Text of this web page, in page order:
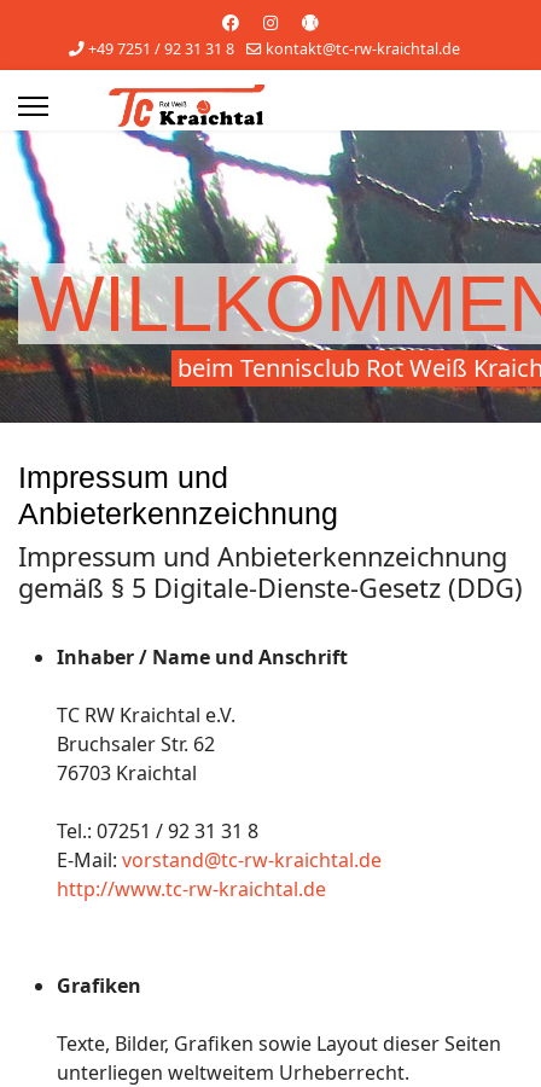
+49 7251 / 92 31 31 8 kontakt@tc-rw-kraichtal.de
beim Tennisclub Rot Weiß
Impressum und
Anbieterkennzeichnung
Impressum und Anbieterkennzeichnung
gemäß § 5 Digitale-Dienste-Gesetz (DDG)
Inhaber / Name und Anschrift
TC RW Kraichtal e.V.
Bruchsaler Str. 62
76703 Kraichtal
Tel.: 07251 / 92 31 31 8
E-Mail: vorstand@tc-rw-kraichtal.de
http://www.tc-rw-kraichtal.de
Grafiken
Texte, Bilder, Grafiken sowie Layout dieser Seiten
unterliegen weltweitem Urheberrecht.